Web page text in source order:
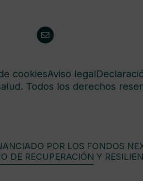
cookiesAviso legal
Todos los derechos
POR LOS FONDOS
DE RECUPERACIÓN Y